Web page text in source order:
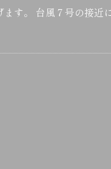
す。 台風７号の接近